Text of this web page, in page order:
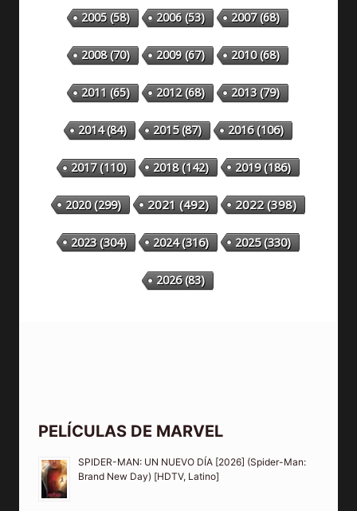
2005(58) 2006(53) 2007(68)
2008(70) 2009(67) 2010(68)
2011 (65) 2012(68) 2013(79)
2014(84) 2015(87) 2016(106)
2017(110) 2018(142) 2019(186)
2020(299) 2021(492) 2022(398)
2023(304) 2024(316) 2025(330)
2026(83)
PELÍCULAS DE MARVEL
SPIDER-MAN: UN NUEVO DÍA [2026] (Spider-Man:
Brand New Day) [HDTV, Latino]